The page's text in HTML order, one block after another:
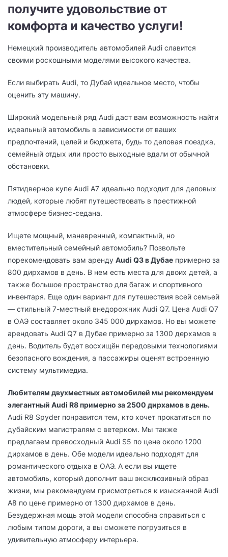
получите удовольствие от
комфорта и качество услуги!
Немецкий производитель автомобилей Audi славится
своими роскошными моделями высокого качества.
Если выбирать Audi, то Дубай идеальное место, чтобы
оценить эту машину.
Широкий модельный ряд Audi даст вам возможность найти
идеальный автомобиль в зависимости от ваших
предпочтений, целей и бюджета, будь то деловая поездка,
семейный отдых или просто выходные вдали от обычной
обстановки.
Пятидверное купе Audi A7 идеально подходит для деловых
людей, которые любят путешествовать в престижной
атмосфере бизнес-седана.
Ищете мощный, маневренный, компактный, но
вместительный семейный автомобиль? Позвольте
порекомендовать вам аренду Audi Q3 в Дубае примерно за
800 дирхамов в день. В нем есть места для двоих детей, а
также большое пространство для багаж и спортивного
инвентаря. Еще один вариант для путешествия всей семьей
— стильный 7-местный внедорожник Audi Q7. Цена Audi Q7
в ОАЭ составляет около 345 000 дирхамов. Но вы можете
арендовать Audi Q7 в Дубае примерно за 1300 дерхамов в
день. Водитель будет восхищён передовыми технологиями
безопасного вождения, а пассажиры оценят встроенную
систему мультимедиа.
Любителям двухместных автомобилей мы рекомендуем
элегантный Audi R8 примерно за 2500 дирхамов в день.
Audi R8 Spyder понравится тем, кто хочет прокатиться по
дубайским магистралям с ветерком. Мы также
предлагаем превосходный Audi S5 по цене около 1200
дирхамов в день. Обе модели идеально подходят для
романтического отдыха в ОАЭ. А если вы ищете
автомобиль, который дополнит ваш эксклюзивный образ
жизни, мы рекомендуем присмотреться к изысканной Audi
A8 по цене примерно от 1300 дирхамов в день.
Безудержная мощь этой модели способна справиться с
любым типом дороги, а вы сможете погрузиться в
удивительную атмосферу интерьера.